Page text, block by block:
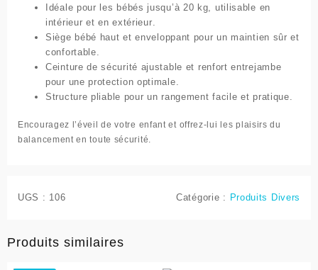
Idéale pour les bébés jusqu’à 20 kg, utilisable en
intérieur et en extérieur
Siège bébé haut et enveloppant pour un maintien sûr et
confortable.
Ceinture de sécurité ajustable et renfort entrejambe
pour une protection optimale.
Structure pliable pour un rangement facile et pratique.
Encouragez l’éveil de votre enfant et offrez-lui les plaisirs du
balancement en toute sécurité.
UGS : 106 Catégorie : Produits Divers
Produits similaires